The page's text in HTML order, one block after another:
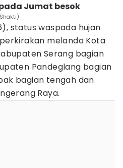
Jumat besok
status waspada hujan
melanda Kota
Serang bagian
Pandeglang bagian
bagian tengah dan
Raya.